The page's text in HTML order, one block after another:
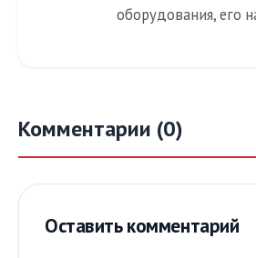
оборудования, его
Комментарии (0)
Оставить комментарий